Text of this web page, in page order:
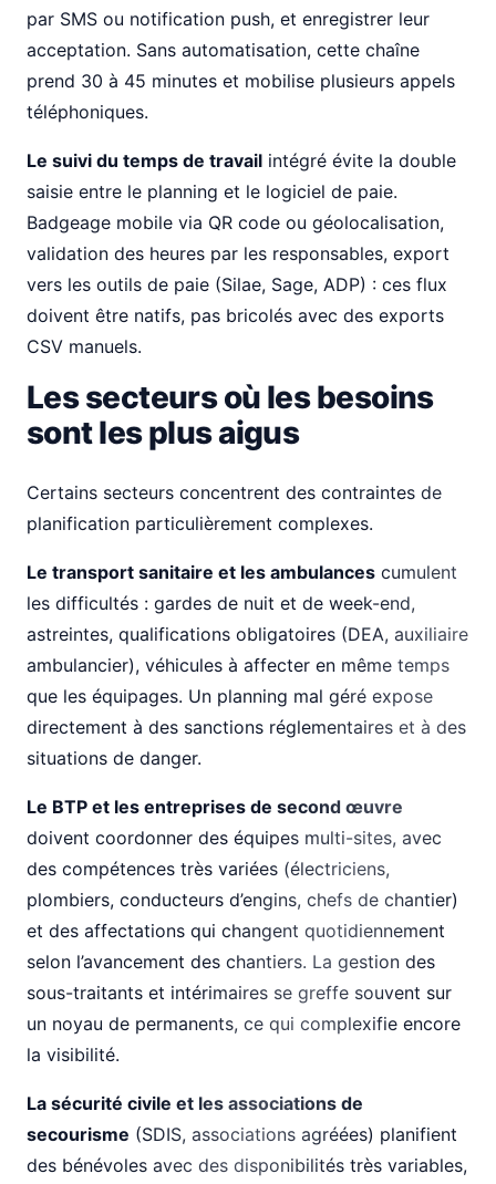
par SMS ou notification push, et enregistrer leur
acceptation. Sans automatisation, cette chaîne
prend 30 à 45 minutes et mobilise plusieurs appels
téléphoniques.
Le suivi du temps de travail intégré évite la double
saisie entre le planning et le logiciel de paie.
Badgeage mobile via QR code ou géolocalisation,
validation des heures par les responsables, export
vers les outils de paie (Silae, Sage, ADP) : ces flux
doivent être natifs, pas bricolés avec des exports
CSV manuels.
Les secteurs où les besoins
sont les plus aigus
Certains secteurs concentrent des contraintes de
planification particulièrement complexes.
Le transport sanitaire et les ambulances cumulent
les difficultés : gardes de nuit et de week-end,
astreintes, qualifications obligatoires (DEA, auxiliaire
ambulancier), véhicules à affecter en même temps
que les équipages. Un planning mal géré expose
directement à des sanctions réglementaires et à des
situations de danger.
Le BTP et les entreprises de second œuvre
doivent coordonner des équipes multi-sites, avec
des compétences très variées (électriciens,
plombiers, conducteurs d’engins, chefs de chantier)
et des affectations qui changent quotidiennement
selon l’avancement des chantiers. La gestion des
sous-traitants et intérimaires se greffe souvent sur
un noyau de permanents, ce qui complexifie encore
la visibilité.
La sécurité civile et les associations de
secourisme (SDIS, associations agréées) planifient
des bénévoles avec des disponibilités très variables,